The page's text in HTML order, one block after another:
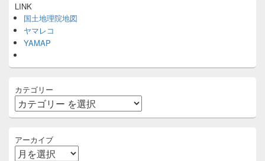
LINK
国土地理院地図
ヤマレコ
YAMAP
カテゴリー
アーカイブ